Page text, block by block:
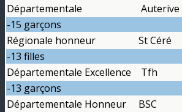
Départementale
Auterive
-15 garçons
Régionale honneur
St Céré
-13 filles
Départementale Excellence
Tfh
-13 garçons
Départementale Honneur
BSC